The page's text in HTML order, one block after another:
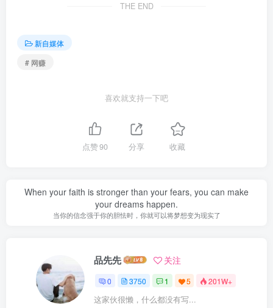
THE END
新自媒体
# 网赚
喜欢就支持一下吧
点赞90 分享 收藏
When your faith is stronger than your fears, you can make
your dreams happen.
当你的信念强于你的胆怯时，你就可以将梦想变为现实了
品先先 关注
0 3750 1 5 201W+
这家伙很懒，什么都没有写...